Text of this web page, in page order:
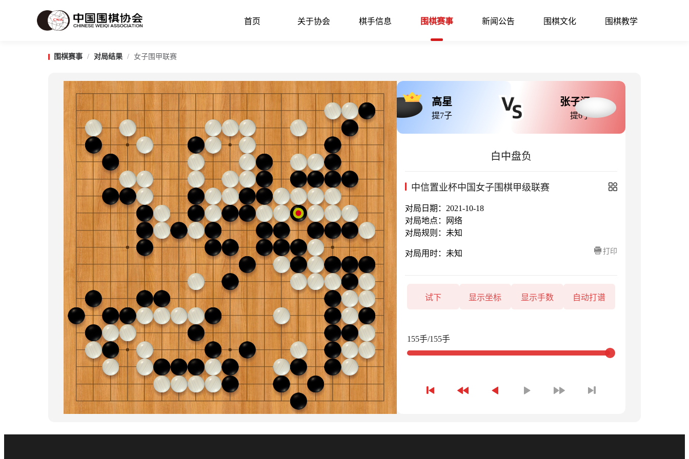
首页 关于协会 棋手信息 围棋赛事 新闻公告 围棋文化 围棋教学
围棋赛事 / 对局结果 / 女子围甲联赛
高星
提7子
张子涵
提6子
白中盘负
中信置业杯中国女子围棋甲级联赛
对局日期：2021-10-18
对局地点：网络
对局规则：未知
对局用时：未知 打印
试下 显示坐标 显示手数 自动打谱
155手/155手